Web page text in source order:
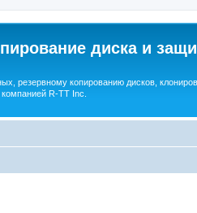
диска и
резервному копированию дисков,
R-TT Inc.